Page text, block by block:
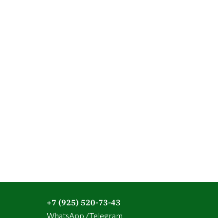
+7 (925) 520-73-43
WhatsApp /Telegram